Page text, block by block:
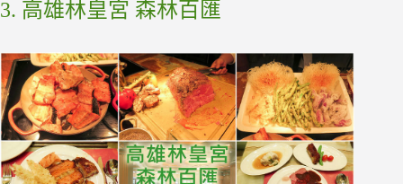
3. 高雄林皇宮 森林百匯